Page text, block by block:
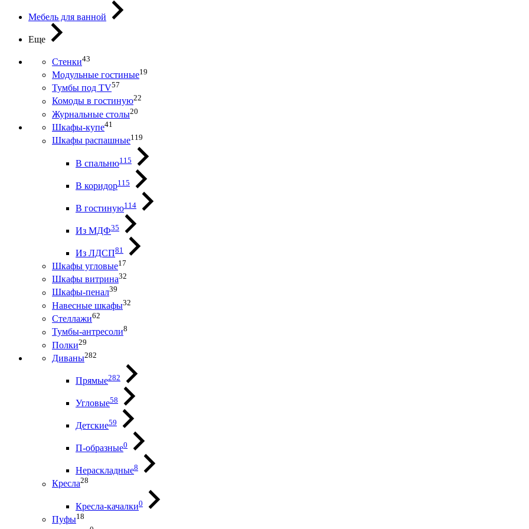
Мебель для ванной
Еще
Стенки43
Модульные гостиные19
Тумбы под ТV57
Комоды в гостиную22
Журнальные столы20
Шкафы-купе41
Шкафы распашные119
В спальню115
В коридор115
В гостиную114
Из МДФ35
Из ЛДСП81
Шкафы угловые17
Шкафы витрина32
Шкафы-пенал39
Навесные шкафы32
Стеллажи62
Тумбы-антресоли8
Полки29
Диваны282
Прямые282
Угловые58
Детские59
П-образные0
Нераскладные8
Кресла28
Кресла-качалки0
Пуфы18